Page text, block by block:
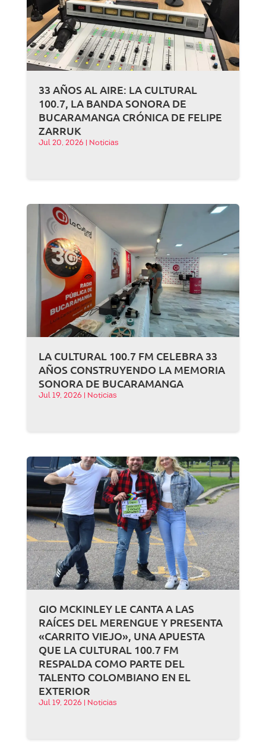
33 AÑOS AL AIRE: LA CULTURAL
100.7, LA BANDA SONORA DE
BUCARAMANGA CRÓNICA DE FELIPE
ZARRUK
Jul 20, 2026 Noticias
LA CULTURAL 100.7 FM CELEBRA 33
AÑOS CONSTRUYENDO LA MEMORIA
SONORA DE BUCARAMANGA
Jul 19, 2026 Noticias
GIO MCKINLEY LE CANTA A LAS
RAÍCES DEL MERENGUE Y PRESENTA
«CARRITO VIEJO», UNA APUESTA
QUE LA CULTURAL 100.7 FM
RESPALDA COMO PARTE DEL
TALENTO COLOMBIANO EN EL
EXTERIOR
Jul 19, 2026 Noticias